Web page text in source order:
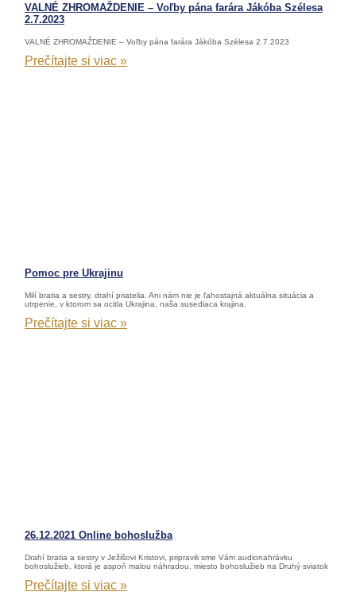
VALNÉ ZHROMAŽDENIE – Voľby pána farára Jákóba Szélesa
2.7.2023
VALNÉ ZHROMAŽDENIE – Voľby pána farára Jákóba Szélesa 2.7.2023
Prečítajte si viac »
Pomoc pre Ukrajinu
Milí bratia a sestry, drahí priatelia. Ani nám nie je ľahostajná aktuálna situácia a
utrpenie, v ktorom sa ocitla Ukrajina, naša susediaca krajina.
Prečítajte si viac »
26.12.2021 Online bohoslužba
Drahí bratia a sestry v Ježišovi Kristovi, pripravili sme Vám audionahrávku
bohoslužieb, ktorá je aspoň malou náhradou, miesto bohoslužieb na Druhý sviatok
Prečítajte si viac »